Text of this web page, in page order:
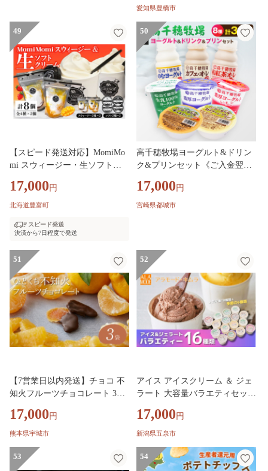
人気訳あり チョコレート チョ
愛知県豊橋市
49
【スピード発送対応】MomiMo
mi スウィージー・生ソフトク
ロベツ牛乳 とよとみ牛乳 アイ
ス ソフトクリーム 濃厚 ミルク
豊富町 ギフト 冷凍 ）
17,000 円
北海道豊富町
スピード発送
決済から7日程度で発送
50
高千穂牧場ヨーグルト&ドリン
ク&プリンセット《ご入金翌月
3
17,000 円
宮崎県都城市
51
【7営業日以内発送】チョコ 不
知火フルーツチョコレート 3袋
17,000 円
熊本県宇城市
52
アイス アイスクリーム ＆ ジェ
ラート 大容量バラエティセット
せ セット おすすめ 人気 大好評
スイーツ お取り寄せ あいす あ
県 五泉市 （有）アラモード・
キムラ
17,000 円
新潟県五泉市
53 54